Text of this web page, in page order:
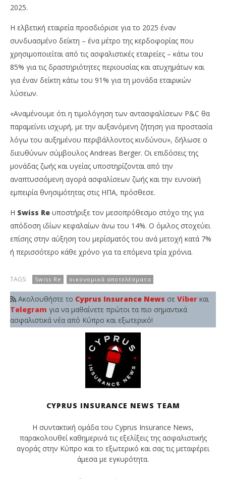
Team
2025.
Η ελβετική εταιρεία προσδιόρισε για το 2025 έναν
συνδυασμένο δείκτη – ένα μέτρο της κερδοφορίας που
χρησιμοποιείται από τις ασφαλιστικές εταιρείες – κάτω του
85% για τις δραστηριότητες περιουσίας και ατυχημάτων και
για έναν δείκτη κάτω του 91% για τη μονάδα εταιρικών
λύσεων.
«Αναμένουμε ότι η τιμολόγηση των αντασφαλίσεων P&C θα
παραμείνει ισχυρή, με την αυξανόμενη ζήτηση για προστασία
λόγω του αυξημένου περιβάλλοντος κινδύνου», δήλωσε ο
διευθύνων σύμβουλος Andreas Berger. Οι επιδόσεις της
μονάδας ζωής και υγείας υποστηρίζονται από την
αναπτυσσόμενη αγορά ασφαλίσεων ζωής και την ευνοϊκή
εμπειρία θνησιμότητας στις ΗΠΑ, πρόσθεσε.
Η Swiss Re υποστήριξε τον μεσοπρόθεσμο στόχο της για
απόδοση ιδίων κεφαλαίων άνω του 14%. Ο όμιλος στοχεύει
επίσης στην αύξηση του μερίσματός του ανά μετοχή κατά 7%
ή περισσότερο κάθε χρόνο για τα επόμενα τρία χρόνια.
TAGS: Swiss Re οικονομικά αποτελέσματα
Ακολουθήστε το Cyprus Insurance News σε Viber και
Telegram για να μαθαίνετε πρώτοι τα πιο σημαντικά
ασφαλιστικά νέα από Κύπρο και εξωτερικό!
CYPRUS INSURANCE NEWS TEAM
Η συντακτική ομάδα του Cyprus Insurance News,
παρακολουθεί καθημερινά τις εξελίξεις της ασφαλιστικής
αγοράς στην Κύπρο και το εξωτερικό και σας τις μεταφέρει
άμεσα με εγκυρότητα.